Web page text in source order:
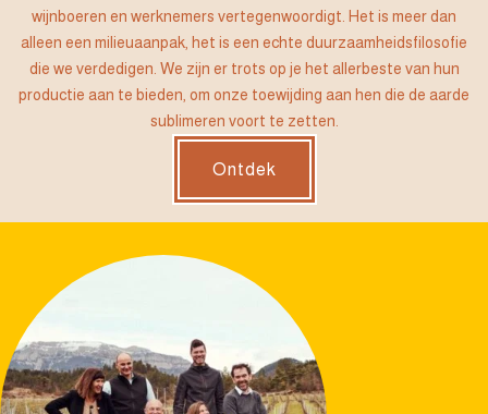
wijnboeren en werknemers vertegenwoordigt. Het is meer dan
alleen een milieuaanpak, het is een echte duurzaamheidsfilosofie
die we verdedigen. We zijn er trots op je het allerbeste van hun
productie aan te bieden, om onze toewijding aan hen die de aarde
sublimeren voort te zetten.
Ontdek